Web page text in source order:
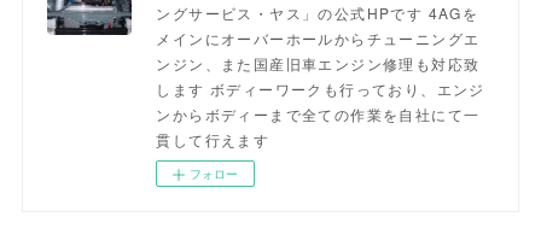
ングサービス・ヤス」の公式HPです 4AGを
メインにオーバーホールからチューニングエ
ンジン、また国産旧車エンジン修理も対応致
します ボディーワークも行っており、エンジ
ンからボディーまで全ての作業を自社にて一
貫して行えます
フォロー